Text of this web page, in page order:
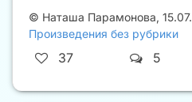
© Наташа Парамонова,
Произведения без рубрики
37 5